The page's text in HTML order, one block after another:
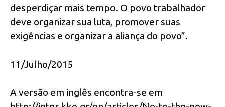
desperdiçar mais tempo. O povo trabalhador
deve organizar sua luta, promover suas
exigências e organizar a aliança do povo”.
11/Julho/2015
A versão em inglês encontra-se em